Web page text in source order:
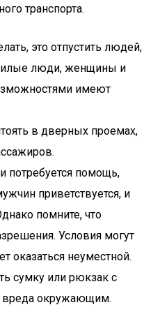
транспорта.
это отпустить людей,
люди, женщины и
имеют
в дверных проемах,
потребуется помощь,
приветствуется, и
помните, что
Условия могут
оказаться неуместной.
сумку или рюкзак с
вреда окружающим.